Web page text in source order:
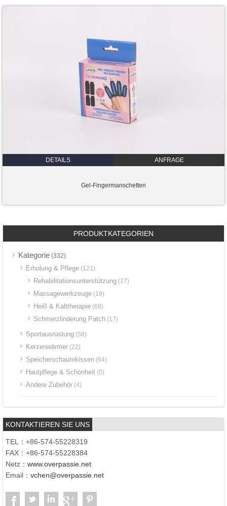
DETAILS ANFRAGE
Gel-Fingermanschetten
PRODUKTKATEGORIEN
Kategorie (332)
Erholung & Pflege (121)
Rehabilitationsunterstützung (17)
Massagewerkzeuge (19)
Heiß & Kalttherapie (68)
Schmerzlinderung Patch (17)
Sportausrüstung (58)
Kerzenwärmer (22)
Speicherschaumkissen (64)
Hautpflege & Schönheit (0)
Andere Zubehör (4)
KONTAKTIEREN SIE UNS
TEL：+86-574-55228319
FAX：+86-574-55228384
Netz： www.overpassie.net
Email： vchen@overpassie.net